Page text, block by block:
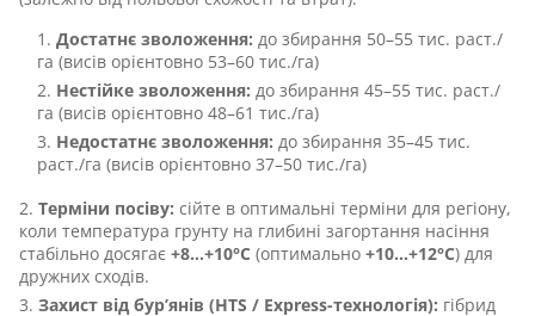
Достатнє зволоження: до збирання 50–55 тис. раст./
га (висів орієнтовно 53–60 тис./га)
Нестійке зволоження: до збирання 45–55 тис. раст./
га (висів орієнтовно 48–61 тис./га)
Недостатнє зволоження: до збирання 35–45 тис.
раст./га (висів орієнтовно 37–50 тис./га)
Терміни посіву: сійте в оптимальні терміни для регіону,
коли температура грунту на глибині загортання насіння
стабільно досягає +8…+10°C (оптимально +10…+12°C) для
дружних сходів.
Захист від бур’янів (HTS / Express-технологія): гібрид